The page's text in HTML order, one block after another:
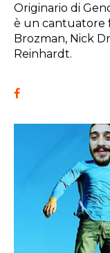
Originario di
è un cantuatore
Brozman, Nick
Reinhardt.